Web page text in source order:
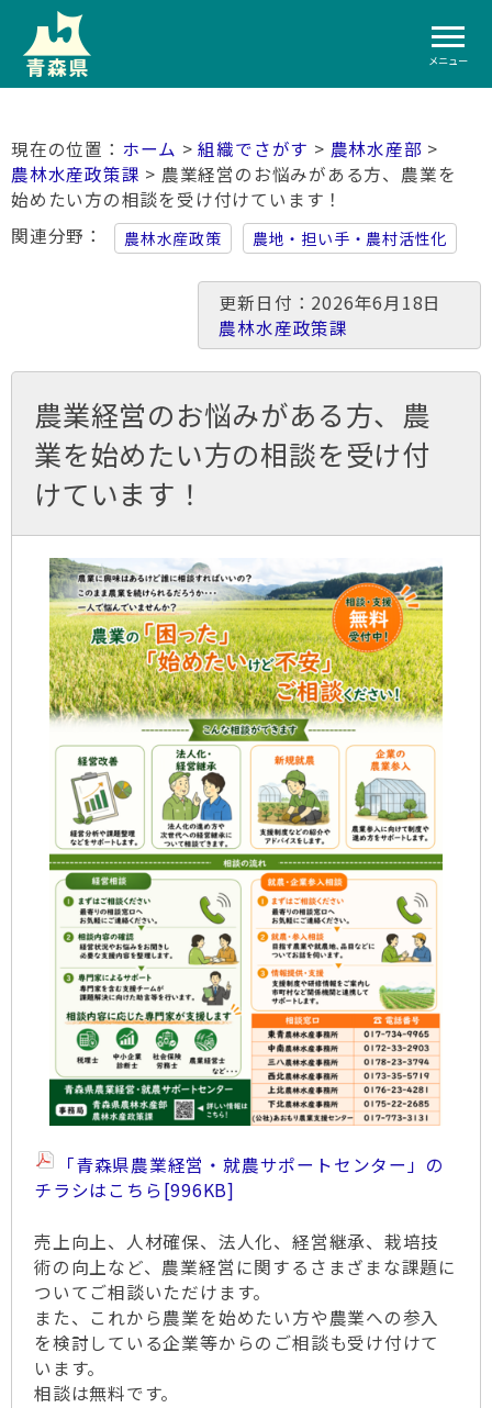
メニュー
ホーム >組織でさがす > 農林水産部 >
農林水産政策課 > 農業経営のお悩みがある方、農業を
始めたい方の相談を受け付けています！
関連分野
農林水産政策 農地・担い手・農村活性化
更新日付：2026年6月18日
農林水産政策課
農業経営のお悩みがある方、農
業を始めたい方の相談を受け付
けています！
「青森県農業経営・就農サポートセンター」の
チラシはこちら[996KB]
売上向上、人材確保、法人化、経営継承、栽培技
術の向上など、農業経営に関するさまざまな課題に
ついてご相談いただけます。
また、これから農業を始めたい方や農業への参入
を検討している企業等からのご相談も受け付けて
います。
相談は無料です。